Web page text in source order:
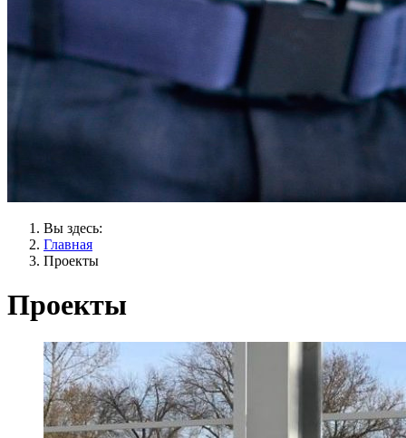
Вы здесь:
Главная
Проекты
Проекты